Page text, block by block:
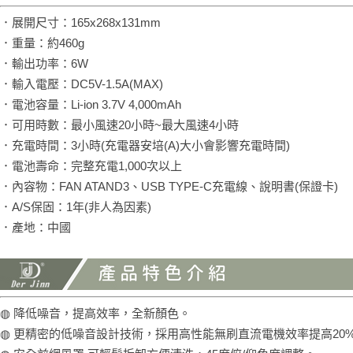
．展開尺寸：165x268x131mm
．重量：約460g
．輸出功率：6W
．輸入電壓：DC5V-1.5A(MAX)
．電池容量：Li-ion 3.7V 4,000mAh
．可用時數：最小風速20小時~最大風速4小時
．充電時間：3小時(充電器安培(A)大小會影響充電時間)
．電池壽命：完整充電1,000次以上
．內容物：FAN ATAND3、USB TYPE-C充電線、說明書(保證卡)
．A/S保固：1年(非人為因素)
．產地：中國
◍ 降低噪音，提高效率，全新顏色。
◍ 更精密的低噪音設計技術，採用高性能無刷直流電機效率提高